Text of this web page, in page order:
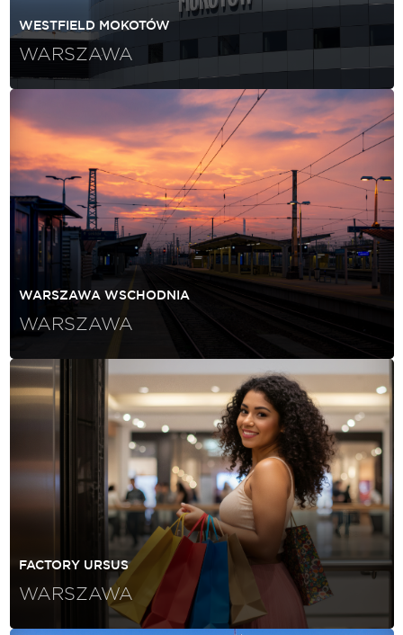
WESTFIELD MOKOTÓW
WARSZAWA
WARSZAWA WSCHODNIA
WARSZAWA
FACTORY URSUS
WARSZAWA